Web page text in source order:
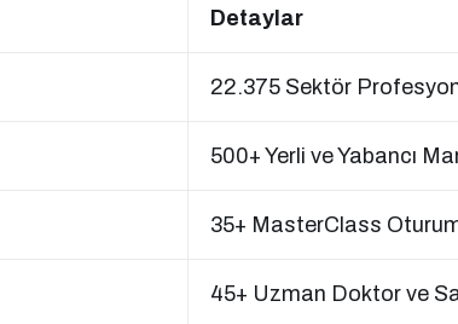
Detaylar
22.375 Sektör
500+ Yerli ve Yabancı
35+ MasterClass
45+ Uzman Doktor ve